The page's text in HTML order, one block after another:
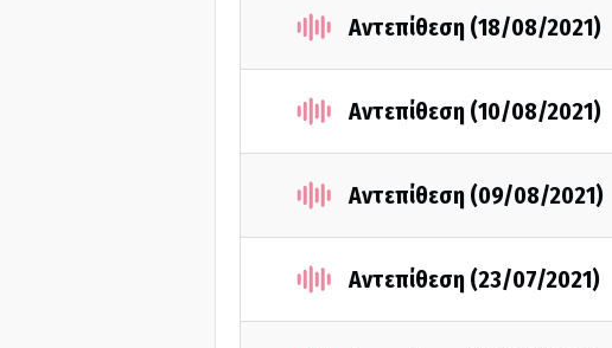
Αντεπίθεση (18/08/2021)
Αντεπίθεση (10/08/2021)
Αντεπίθεση (09/08/2021)
Αντεπίθεση (23/07/2021)